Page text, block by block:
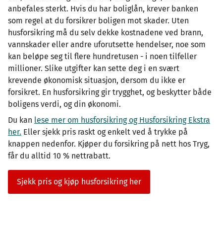
anbefales sterkt. Hvis du har boliglån, krever banken
som regel at du forsikrer boligen mot skader. Uten
husforsikring må du selv dekke kostnadene ved brann,
vannskader eller andre uforutsette hendelser, noe som
kan beløpe seg til flere hundretusen - i noen tilfeller
millioner. Slike utgifter kan sette deg i en svært
krevende økonomisk situasjon, dersom du ikke er
forsikret. En husforsikring gir trygghet, og beskytter både
boligens verdi, og din økonomi.
Du kan lese mer om husforsikring og Husforsikring Ekstra
her. Eller sjekk pris raskt og enkelt ved å trykke på
knappen nedenfor. Kjøper du forsikring på nett hos Tryg,
får du alltid 10 % nettrabatt.
Sjekk pris og kjøp husforsikring her